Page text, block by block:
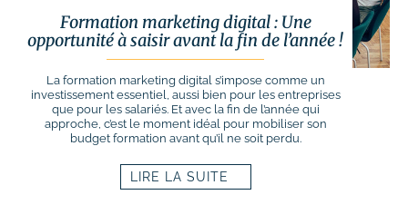
Formation marketing digital : Une
opportunité à saisir avant la fin de l’année !
La formation marketing digital s’impose comme un
investissement essentiel, aussi bien pour les entreprises
que pour les salariés. Et avec la fin de l’année qui
approche, c’est le moment idéal pour mobiliser son
budget formation avant qu’il ne soit perdu.
LIRE LA SUITE